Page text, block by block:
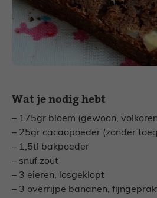
Wat je nodig hebt
– 175gr bloem (gewoon,
– 25gr cacaopoeder (zonder
– 1,5tl bakpoeder
– snuf zout
– 3 eieren, losgeklopt
– 3 overrijpe bananen,